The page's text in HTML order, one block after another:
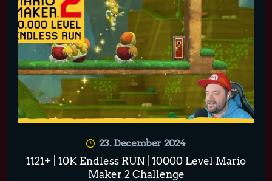
23. December 2024
1121+ | 10K Endless RUN | 10000 Level Mario
Maker 2 Challenge